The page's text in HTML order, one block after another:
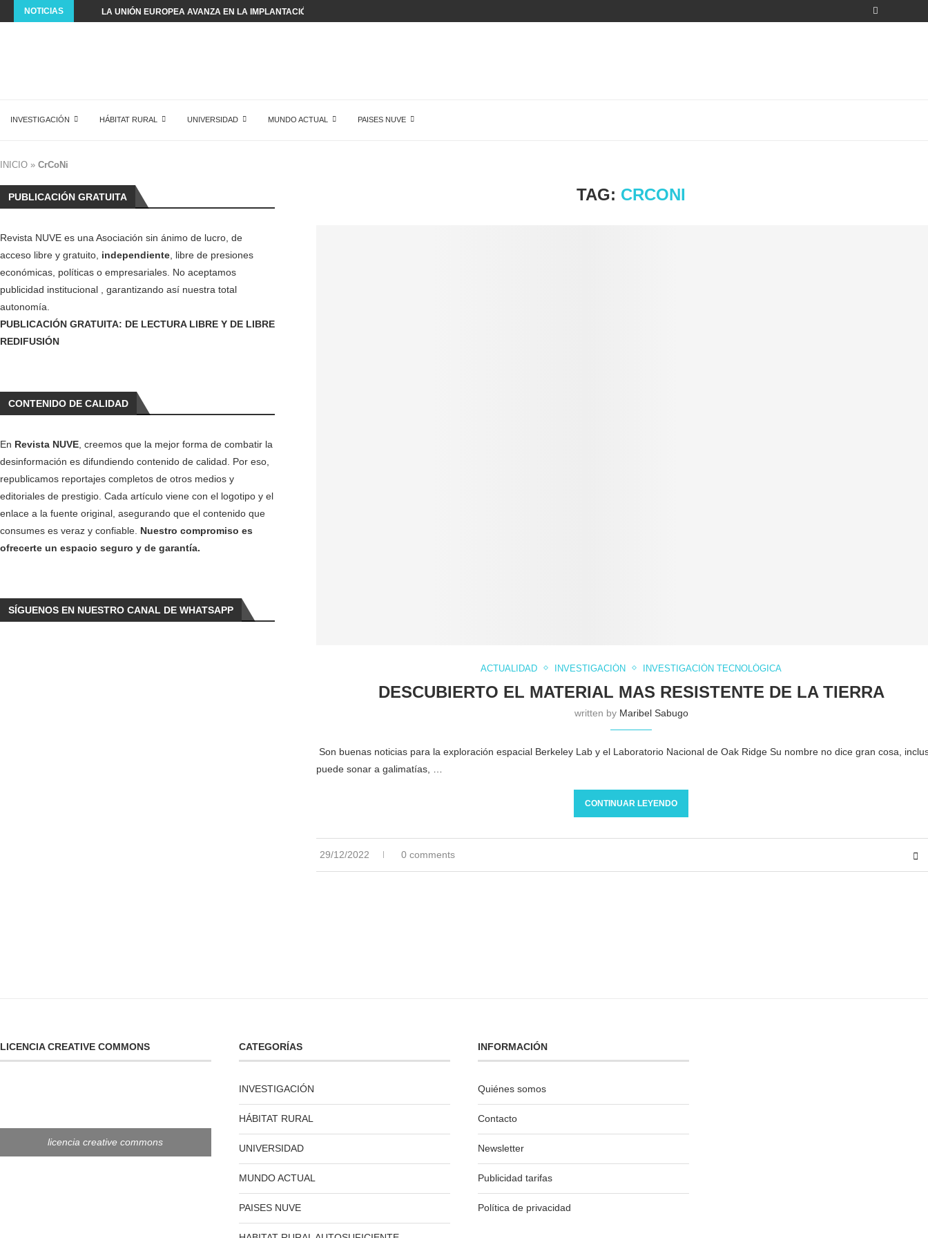
NOTICIAS LA UNIÓN EUROPEA AVANZA EN LA IMPLANTACIÓN DE...
INVESTIGACIÓN HÁBITAT RURAL UNIVERSIDAD MUNDO ACTUAL PAISES NUVE
INICIO » CrCoNi
TAG: CRCONI
ACTUALIDAD INVESTIGACIÓN INVESTIGACIÓN TECNOLÓGICA
DESCUBIERTO EL MATERIAL MAS RESISTENTE DE LA TIERRA
written by Maribel Sabugo
Son buenas noticias para la exploración espacial Berkeley Lab y el Laboratorio Nacional de Oak Ridge Su nombre no dice gran cosa,
puede sonar a galimatías, …
CONTINUAR LEYENDO
29/12/2022 0 comments
PUBLICACIÓN GRATUITA
Revista NUVE es una Asociación sin ánimo de lucro, de
acceso libre y gratuito, independiente , libre de presiones
económicas, políticas o empresariales. No aceptamos
publicidad institucional , garantizando así nuestra total
autonomía.
PUBLICACIÓN GRATUITA: DE LECTURA LIBRE Y DE LIBRE
REDIFUSIÓN
CONTENIDO DE CALIDAD
En Revista NUVE , creemos que la mejor forma de combatir la
desinformación es difundiendo contenido de calidad. Por eso,
republicamos reportajes completos de otros medios y
editoriales de prestigio. Cada artículo viene con el logotipo y el
enlace a la fuente original, asegurando que el contenido que
consumes es veraz y confiable. Nuestro compromiso es
ofrecerte un espacio seguro y de garantía.
SÍGUENOS EN NUESTRO CANAL DE WHATSAPP
LICENCIA CREATIVE COMMONS
licencia creative commons
CATEGORÍAS
INVESTIGACIÓN
HÁBITAT RURAL
UNIVERSIDAD
MUNDO ACTUAL
PAISES NUVE
INFORMACIÓN
Quiénes somos
Contacto
Newsletter
Publicidad tarifas
Política de privacidad